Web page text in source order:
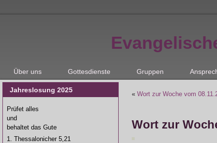
Über uns Gottesdienste Gruppen
Jahreslosung 2025
Prüfet alles
und
behaltet das Gute
1. Thessalonicher 5,21
« Wort zur Woche vom
Wort zur